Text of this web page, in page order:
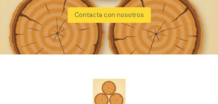
Contacta con nosotros